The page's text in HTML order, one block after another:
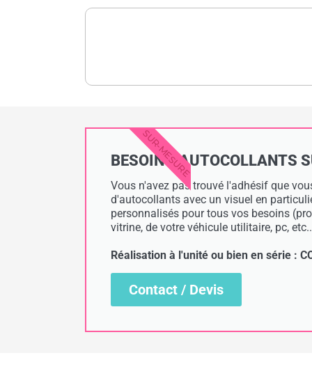
BESOIN D'AUTOCOLLANTS
Vous n'avez pas trouvé l'adhésif que
d'autocollants avec un visuel en
personnalisés pour tous vos besoins
vitrine, de votre véhicule utilitaire, pc,
Réalisation à l'unité ou bien en série :
Contact / Devis
SUR-MESURE